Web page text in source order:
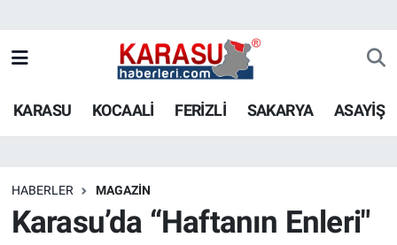
KARASU KOCAALİ FERİZLİ SAKARYA ASAYİŞ
HABERLER MAGAZİN
Karasu’da “Haftanın Enleri"